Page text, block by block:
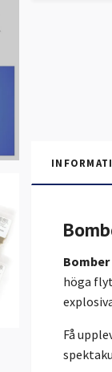
höga
Få